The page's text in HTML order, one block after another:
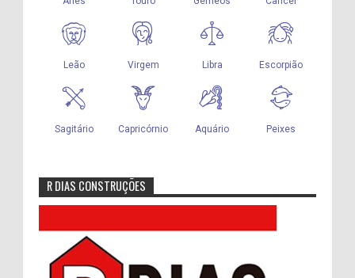
R DIAS CONSTRUÇÕES